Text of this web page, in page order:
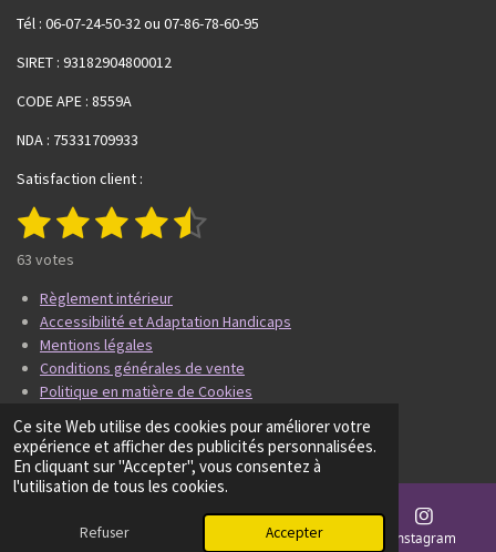
Ce site Web utilise des cookies pour améliorer votre
expérience et afficher des publicités personnalisées.
En cliquant sur "Accepter", vous consentez à
l'utilisation de tous les cookies.
Refuser Accepter
Tél : 06-07-24-50-32 ou 07-86-78-60-95
SIRET : 93182904800012
CODE APE : 8559A
NDA : 75331709933
Satisfaction client :
É
a
n
:
4
.
1
é
t
o
i
l
e
2
é
t
o
i
l
e
s
3
t
o
i
l
e
s
4
t
o
i
l
e
s
5
t
o
i
l
e
s
E
e
r
'
é
a
l
u
a
t
63 votes
Règlement intérieur
Accessibilité et Adaptation Handicaps
Mentions légales
Conditions générales de vente
Politique en matière de Cookies
Propulsé par Webador
E-mail Carte Instagram